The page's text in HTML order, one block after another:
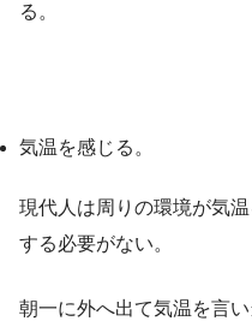
る。
気温を感じる。
現代人は周りの環境が気
する必要がない。
朝一に外へ出て気温を言